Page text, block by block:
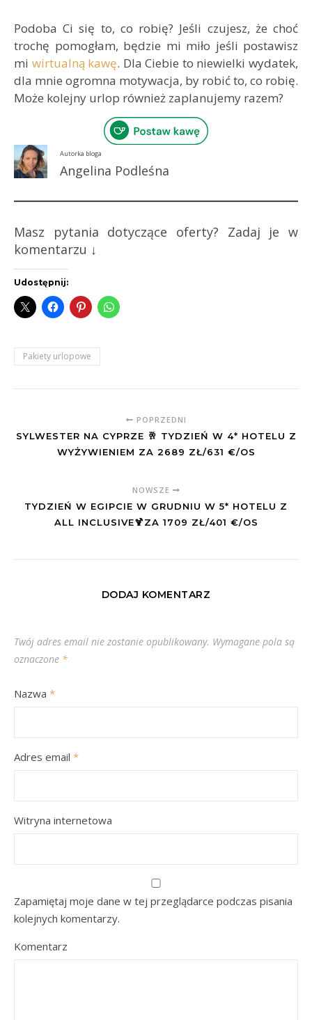
Podoba Ci się to, co robię? Jeśli czujesz, że choć
trochę pomogłam, będzie mi miło jeśli postawisz
mi wirtualną kawę. Dla Ciebie to niewielki wydatek,
dla mnie ogromna motywacja, by robić to, co robię.
Może kolejny urlop również zaplanujemy razem?
Autorka bloga
Angelina Podleśna
Masz pytania dotyczące oferty? Zadaj je w
komentarzu ↓
Udostępnij:
Pakiety urlopowe
POPRZEDNI
SYLWESTER NA CYPRZE 🥂 TYDZIEŃ W 4* HOTELU Z
WYŻYWIENIEM ZA 2689 ZŁ/631 €/OS
NOWSZE
TYDZIEŃ W EGIPCIE W GRUDNIU W 5* HOTELU Z
ALL INCLUSIVE🍹ZA 1709 ZŁ/401 €/OS
DODAJ KOMENTARZ
Twój adres email nie zostanie opublikowany. Wymagane pola są
oznaczone *
Nazwa *
Adres email *
Witryna internetowa
Zapamiętaj moje dane w tej przeglądarce podczas pisania
kolejnych komentarzy.
Komentarz